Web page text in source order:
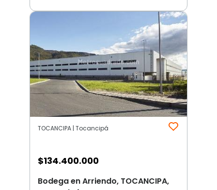
TOCANCIPA | Tocancipá
$134.400.000
Bodega en Arriendo, TOCANCIPA,